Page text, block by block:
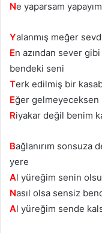
Ne yaparsam
Yalanmış meğer
En azından sever
bendeki seni
Terk edilmiş bir
Eğer gelmeyeceksen
Riyakar değil benim
Bağlanırım sonsuza
yere
Al yüreğim senin
Nasıl olsa sensiz
Al yüreğim sende